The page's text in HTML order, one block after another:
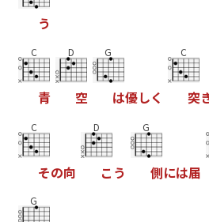
う
C
青
D
空
G
は優しく
C
突
C
その向
D
こ う
G
側には届
G